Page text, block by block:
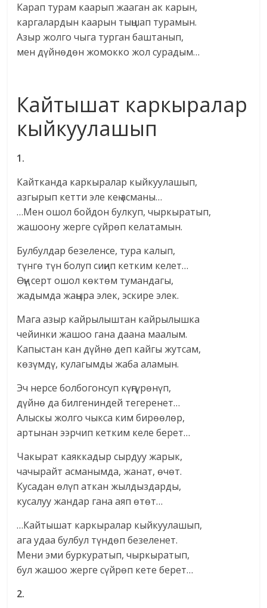
Карап турам каарып жааган ак карын,
каргалардын каарын тыңшап турамын.
Азыр жолго чыга турган баштанып,
мен дүйнөдөн жомокко жол сурадым…
Кайтышат каркыралар
кыйкуулашып
1.
Кайтканда каркыралар кыйкуулашып,
азгырып кетти эле кең асманы…
…Мен ошол бойдон булкуп, чыркыратып,
жашоону жерге сүйрөп келатамын.
Булбулдар безеленсе, тура калып,
түнгө түн болуп сиңип кетким келет…
Өңү серт ошол көктөм тумандагы,
жадымда жаңыра элек, эскире элек.
Мага азыр кайрылыштан кайрылышка
чейинки жашоо гана даана маалым.
Капыстан кан дүйнө деп кайгы жутсам,
көзүмдү, кулагымды жаба аламын.
Эч нерсе болбогонсуп күңгүрөнүп,
дүйнө да билгениндей тегеренет…
Алыскы жолго чыкса ким бирөөлөр,
артынан ээрчип кетким келе берет…
Чакырат каяккадыр сырдуу жарык,
чачырайт асманымда, жанат, өчөт.
Кусадан өлүп аткан жылдыздарды,
кусалуу жандар гана аяп өтөт…
…Кайтышат каркыралар кыйкуулашып,
ага удаа булбул түндөп безеленет.
Мени эми буркуратып, чыркыратып,
бул жашоо жерге сүйрөп кете берет…
2.